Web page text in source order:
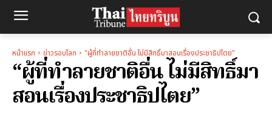
หน้าแรก ข่าวรอบโลก "ผู้ที่ทำลายชาติอื่น ไม่มีสิทธิ์มาสอนเรื่องประชาธิปไตย"
“ผู้ที่ทำลายชาติอื่น ไม่มีสิทธิ์มา
สอนเรื่องประชาธิปไตย”